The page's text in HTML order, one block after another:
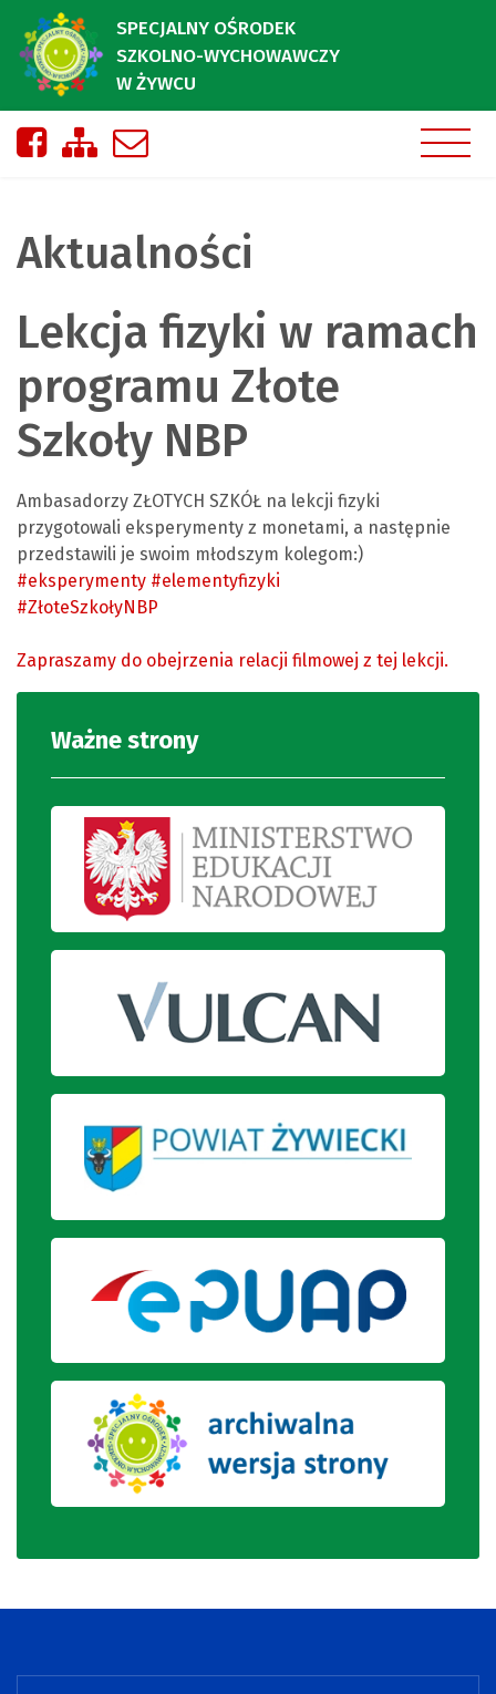
SPECJALNY OŚRODEK
SZKOLNO-WYCHOWAWCZY
W ŻYWCU
Nasza strona na Facebooku
Zobacz mapę strony
Aktualności
Lekcja fizyki w ramach
programu Złote
Szkoły NBP
Ambasadorzy ZŁOTYCH SZKÓŁ na lekcji fizyki
przygotowali eksperymenty z monetami, a następnie
przedstawili je swoim młodszym kolegom:)
#eksperymenty #elementyfizyki
#ZłoteSzkołyNBP
Zapraszamy do obejrzenia relacji filmowej z tej lekcji.
Ważne strony